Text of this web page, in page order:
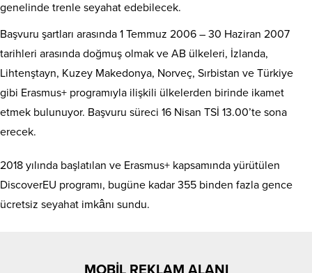
genelinde trenle seyahat edebilecek.
Başvuru şartları arasında 1 Temmuz 2006 – 30 Haziran 2007
tarihleri arasında doğmuş olmak ve AB ülkeleri, İzlanda,
Lihtenştayn, Kuzey Makedonya, Norveç, Sırbistan ve Türkiye
gibi Erasmus+ programıyla ilişkili ülkelerden birinde ikamet
etmek bulunuyor. Başvuru süreci 16 Nisan TSİ 13.00’te sona
erecek.
2018 yılında başlatılan ve Erasmus+ kapsamında yürütülen
DiscoverEU programı, bugüne kadar 355 binden fazla gence
ücretsiz seyahat imkânı sundu.